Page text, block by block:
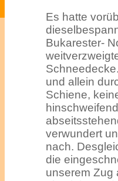
Es hatte
Bukarester-
und allein
Schiene,
verwundert
nach.
die
unserem Zug